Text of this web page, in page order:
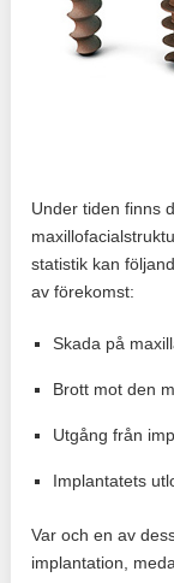
Under tiden finns
statistik kan
av förekomst:
Skada på
Brott mot den
Utgång från
Implantatets
Var och en av
implantation,